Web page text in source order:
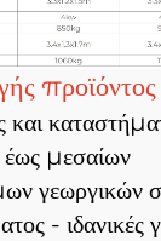
προϊόντος
και
μεσαίων
γεωργικών
- ιδανικές